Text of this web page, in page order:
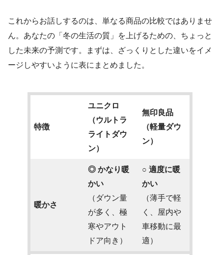
これからお話しするのは、単なる商品の比較ではありませ
ん。あなたの「冬の生活の質」を上げるための、ちょっと
した未来の予測です。まずは、ざっくりとした違いをイメ
ージしやすいように表にまとめました。
特徴
ユニクロ
（ウルトラ
ライトダウ
ン）
無印良品
（軽量ダウ
ン）
暖かさ
◎ かなり暖
かい
（ダウン量
が多く、極
寒やアウト
ドア向き）
○ 適度に暖
かい
（薄手で軽
く、屋内や
車移動に最
適）